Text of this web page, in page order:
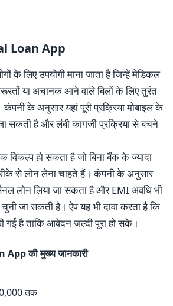
Loan App
के लिए उपयोगी माना जाता है जिन्हें मेडिकल
या अचानक आने वाले बिलों के लिए तुरंत
के अनुसार यहां पूरी प्रक्रिया मोबाइल के
सकती है और लंबी कागजी प्रक्रिया से बचने
विकल्प हो सकता है जो बिना बैंक के ज्यादा
से लोन लेना चाहते हैं। कंपनी के अनुसार
लोन लिया जा सकता है और EMI अवधि भी
जा सकती है। ऐप यह भी दावा करता है कि
गई है ताकि आवेदन जल्दी पूरा हो सके।
की मुख्य जानकारी
तक